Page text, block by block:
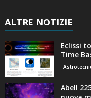
ALTRE NOTIZIE
Eclissi
Time
Abell